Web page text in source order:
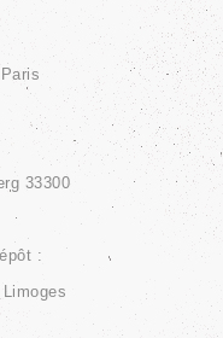
33300
: